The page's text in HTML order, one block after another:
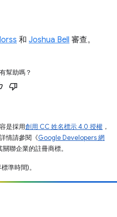
和 Joshua Bell 審查。
幫助嗎？
是採用創用 CC 姓名標示 4.0 授權 ，
情請參閱《Google Developers 網
聯企業的註冊商標。
準時間)。